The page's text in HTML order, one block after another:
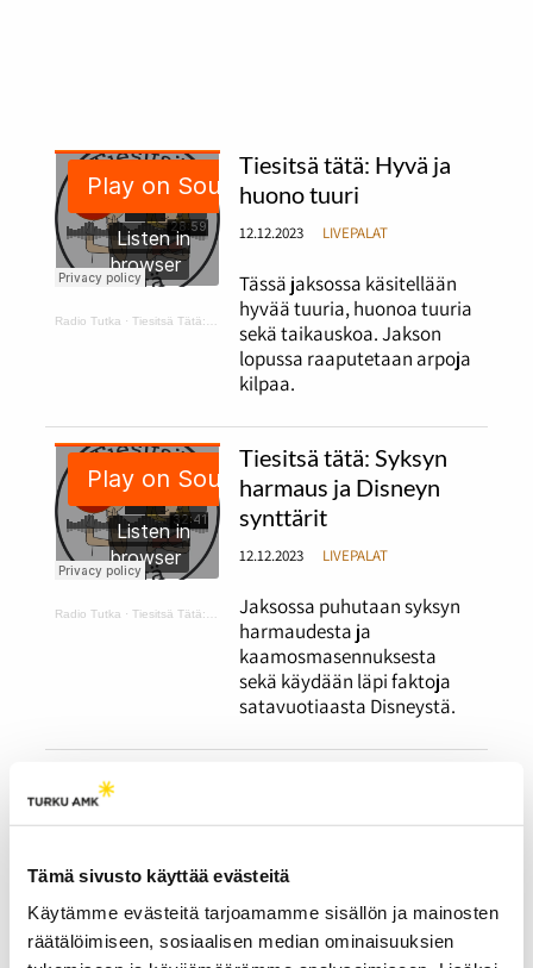
Tämä sivusto käyttää evästeitä
Käytämme evästeitä tarjoamamme sisällön ja mainosten
räätälöimiseen, sosiaalisen median ominaisuuksien
Radio Tutka ·Tiesitsä Tätä: hyvä ja huono tuuri
Tiesitsä tätä: Hyvä ja
huono tuuri
12.12.2023 LIVEPALAT
Tässä jaksossa käsitellään
hyvää tuuria, huonoa tuuria
sekä taikauskoa. Jakson
lopussa raaputetaan arpoja
kilpaa.
Radio Tutka ·Tiesitsä Tätä: harmaus ja Disneyn synttärit
Tiesitsä tätä: Syksyn
harmaus ja Disneyn
synttärit
12.12.2023 LIVEPALAT
Jaksossa puhutaan syksyn
harmaudesta ja
kaamosmasennuksesta
sekä käydään läpi faktoja
satavuotiaasta Disneystä.
Radio Tutka·Tiesitsä Tätä: Halloween
12.12.2023
Jaksossa puhutaan
halloweenista ja erilaisista